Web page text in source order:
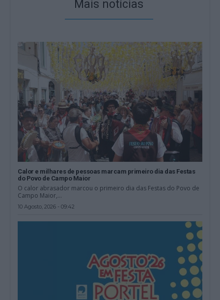
Mais notícias
Calor e milhares de pessoas marcam primeiro dia das Festas
do Povo de Campo Maior
O calor abrasador marcou o primeiro dia das Festas do Povo de
Campo Maior,...
10 Agosto, 2026 - 09:42